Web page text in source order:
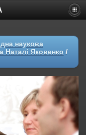
наукова
Наталі Яковенко /